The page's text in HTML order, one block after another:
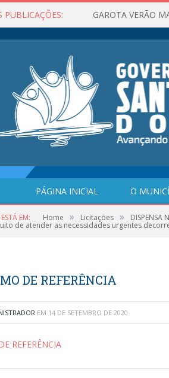
PUBLICAÇÕES:
PÁGINA INICIAL O
EM: Home » Licitações »
de atender as necessidades urgentes
DE REFERÊNCIA
EM 14 DE SETEMBRO DE 2020
REFERÊNCIA